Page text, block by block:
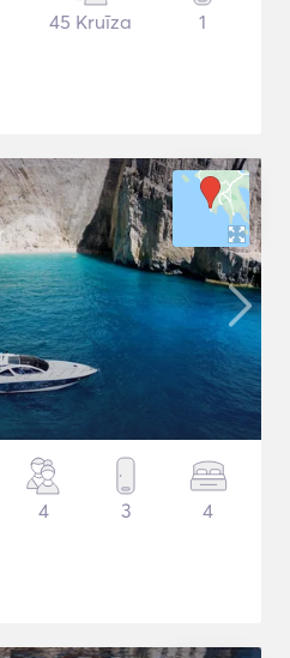
45 Kruīza 1
4 3 4